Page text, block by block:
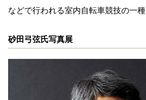
などで行われる室内自転車競技の一種
砂田弓弦氏写真展